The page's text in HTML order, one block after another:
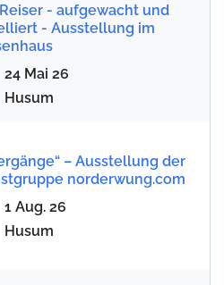
- aufgewacht und
- Ausstellung im
24 Mai 26
Husum
– Ausstellung der
norderwung.com
1 Aug. 26
Husum